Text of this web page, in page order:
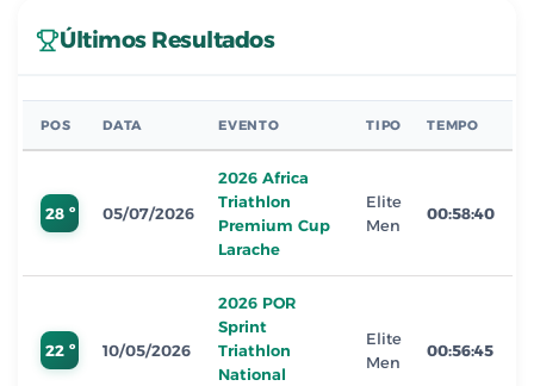
Últimos Resultados
POS DATA EVENTO TIPO TEMPO
28 º 05/07/2026
2026 Africa
Triathlon
Premium Cup
Larache
Elite
Men
00:58:40
22 º 10/05/2026
2026 POR
Sprint
Triathlon
National
Elite
Men
00:56:45